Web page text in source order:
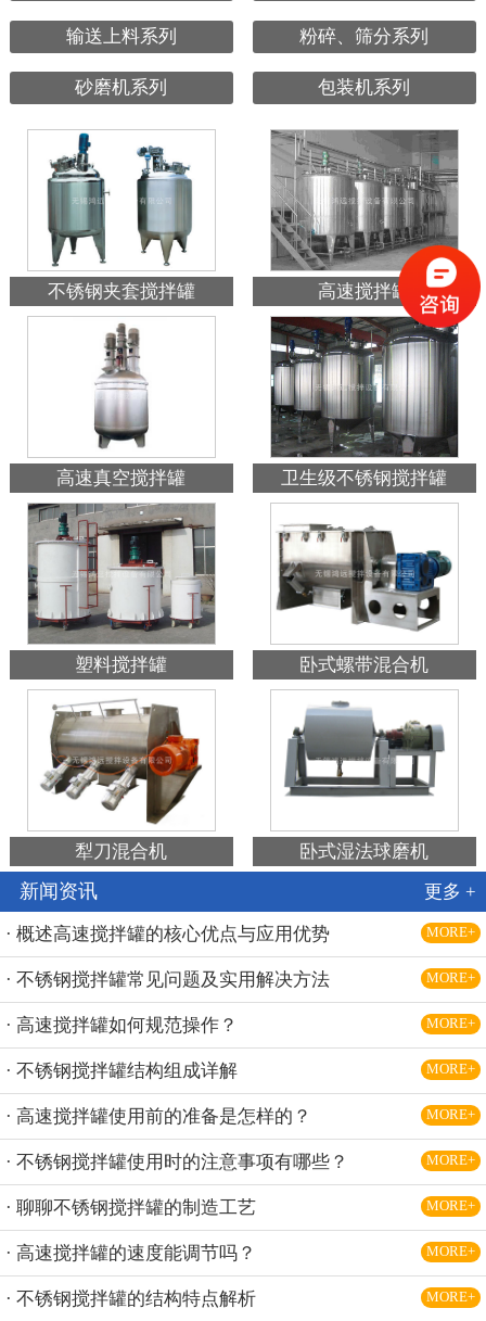
输送上料系列 粉碎、筛分系列
砂磨机系列 包装机系列
不锈钢夹套搅拌罐 高速搅拌罐
高速真空搅拌罐 卫生级不锈钢搅拌罐
塑料搅拌罐 卧式螺带混合机
犁刀混合机 卧式湿法球磨机
新闻资讯 更多 +
· 概述高速搅拌罐的核心优点与应用优势 MORE+
· 不锈钢搅拌罐常见问题及实用解决方法 MORE+
· 高速搅拌罐如何规范操作？ MORE+
· 不锈钢搅拌罐结构组成详解 MORE+
· 高速搅拌罐使用前的准备是怎样的？ MORE+
· 不锈钢搅拌罐使用时的注意事项有哪些？ MORE+
· 聊聊不锈钢搅拌罐的制造工艺 MORE+
· 高速搅拌罐的速度能调节吗？ MORE+
· 不锈钢搅拌罐的结构特点解析 MORE+